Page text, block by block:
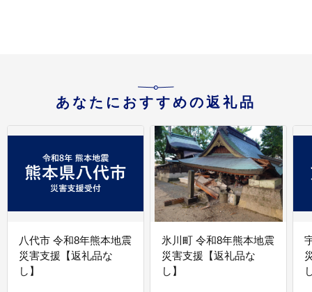
あなたにおすすめの返礼品
八代市 令和8年熊本地震
災害支援【返礼品な
し】
氷川町 令和8年熊本地震
災害支援【返礼品な
し】